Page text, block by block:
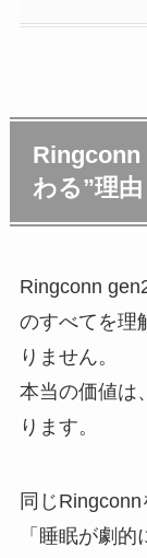
Ringconn
わる”理由
Ringconn
のすべてを理
りません。
本当の価値は
ります。
同じRingconn
「睡眠が劇